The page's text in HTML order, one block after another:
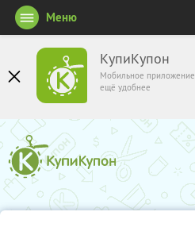
КупиКупон
Мобильное приложение
ещё удобнее
Меню